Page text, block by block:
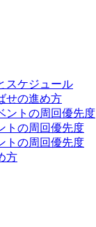
スケジュール
せの進め方
ントの周回優先度
トの周回優先度
トの周回優先度
方